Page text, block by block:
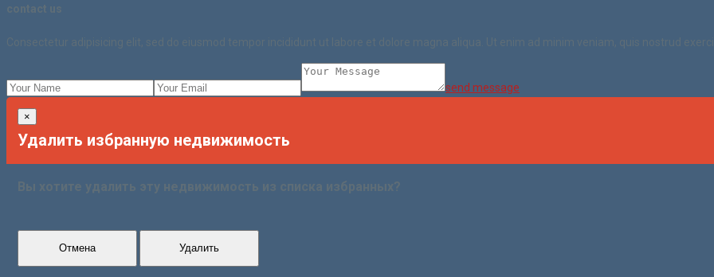
contact us
Consectetur adipisicing elit, sed do eiusmod tempor incididunt ut labore et dolore magna aliqua. Ut enim ad minim veniam, quis nostrud
send message
×
Удалить избранную недвижимость
Вы хотите удалить эту недвижимость из списка избранных?
Отмена Удалить